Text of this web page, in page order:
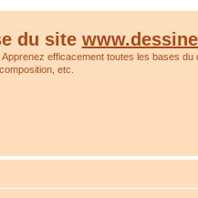
du site
efficacement toutes les bases du
etc.